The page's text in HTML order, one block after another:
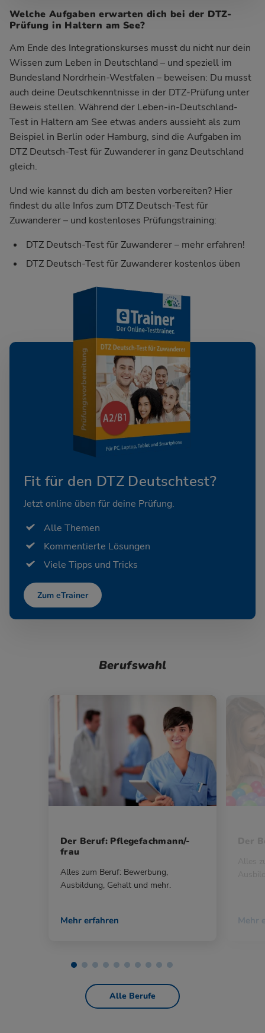
Welche Aufgaben erwarten dich bei der DTZ-
Prüfung in Haltern am See?
Am Ende des Integrationskurses musst du nicht nur dein
Wissen zum Leben in Deutschland – und speziell im
Bundesland Nordrhein-Westfalen – beweisen: Du musst
auch deine Deutschkenntnisse in der DTZ-Prüfung unter
Beweis stellen. Während der Leben-in-Deutschland-
Test in Haltern am See etwas anders aussieht als zum
Beispiel in Berlin oder Hamburg, sind die Aufgaben im
DTZ Deutsch-Test für Zuwanderer in ganz Deutschland
gleich.
Und wie kannst du dich am besten vorbereiten? Hier
findest du alle Infos zum DTZ Deutsch-Test für
Zuwanderer – und kostenloses Prüfungstraining:
DTZ Deutsch-Test für Zuwanderer – mehr erfahren!
DTZ Deutsch-Test für Zuwanderer kostenlos üben
Fit für den DTZ Deutschtest?
Jetzt online üben für deine Prüfung.
Alle Themen
Kommentierte Lösungen
Viele Tipps und Tricks
Zum eTrainer
Berufswahl
Der Beruf: Pflegefachmann/-
frau
Alles zum Beruf: Bewerbung,
Ausbildung, Gehalt und mehr.
Mehr erfahren Mehr
Alle Berufe